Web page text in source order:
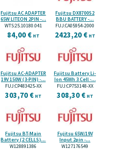
Fujitsu AC ADAPTER
65W LITEON 2PIN -...
WTS:25.10180.041
84,00 € HT
Fujitsu DX8700S2
BBU BATTERY -...
FUJ:CA05954-2000
2423,20 € HT
Fujitsu AC-ADAPTER
19V 150W (3-PIN) -...
FUJ:CP483425-XX
303,70 € HT
Fujitsu Battery Li-
Ion 45Wh 3 Cell -...
FUJ:CP753148-XX
308,30 € HT
Fujitsu BT-Main
Battery (2 CELLS)...
W128891386
Fujitsu 65W/19V
Input 2pin -...
W127176549